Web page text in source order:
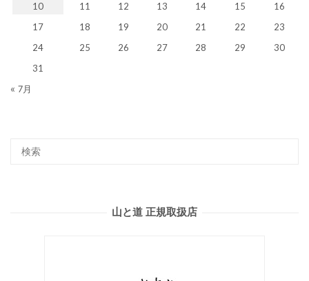
10
11 12 13 14 15
16
17
18 19 20 21 22
23
24
25 26 27 28 29
30
31
« 7月
山と道 正規取扱店